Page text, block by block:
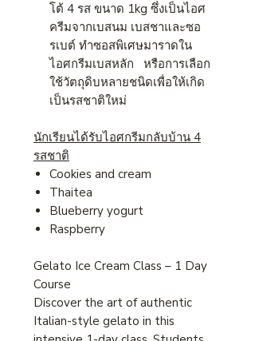
โต้ 4 รส ขนาด 1kg ซึ่งเป็นไอศ
ครีมจากเบสนม เบสชาและซอ
รเบต์ ทำซอสพิเศษมาราดใน
ไอศกรีมเบสหลัก หรือการเลือก
ใช้วัตถุดิบหลายชนิดเพื่อให้เกิด
เป็นรสชาติใหม่
นักเรียนได้รับไอศกรีมกลับบ้าน 4
รสชาติ
Cookies and cream
Thaitea
Blueberry yogurt
Raspberry
Gelato Ice Cream Class – 1 Day
Course
Discover the art of authentic
Italian-style gelato in this